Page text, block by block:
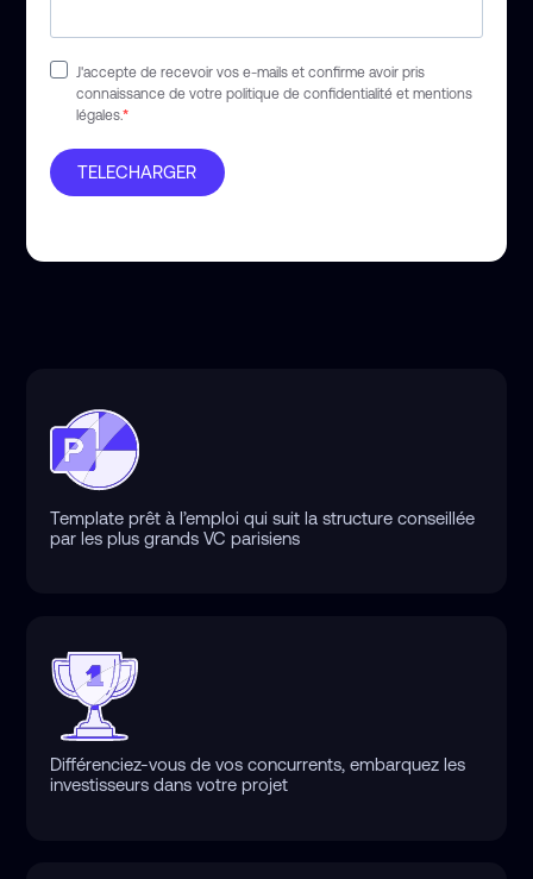
J'accepte de recevoir vos e-mails et confirme avoir pris
connaissance de votre politique de confidentialité et mentions
légales.
TELECHARGER
Template prêt à l’emploi qui suit la structure conseillée
par les plus grands VC parisiens
Différenciez-vous de vos concurrents, embarquez les
investisseurs dans votre projet